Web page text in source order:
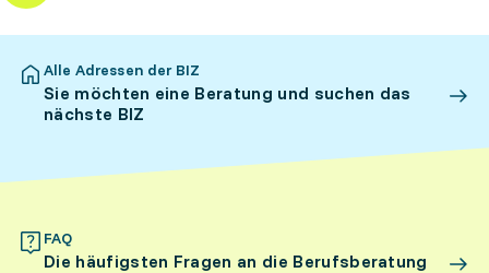
Alle Adressen der BIZ
Sie möchten eine Beratung und suchen das
nächste BIZ
FAQ
Die häufigsten Fragen an die Berufsberatung